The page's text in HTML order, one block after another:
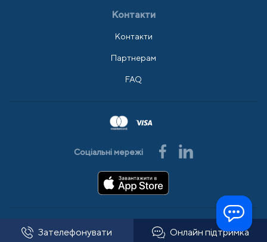
Зателефонувати Онлайн підтримка
Контакти
Контакти
Партнерам
FAQ
Соціальні мережі
© 2008-2026 АльфаSMS Усі права захищено